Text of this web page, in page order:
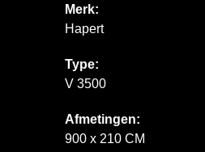
Merk:
Hapert
Type:
V 3500
Afmetingen:
900 x 210 CM